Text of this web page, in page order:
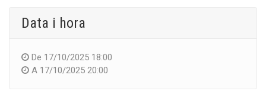
Data i hora
De 17/10/2025 18:00
A 17/10/2025 20:00